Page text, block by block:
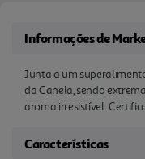
Informações de
Junta a um
da Canela, sendo
aroma irresistível.
Características